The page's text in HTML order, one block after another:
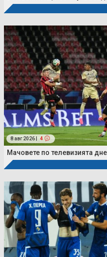
8 авг 2026 | 4
Мачовете по телевизията